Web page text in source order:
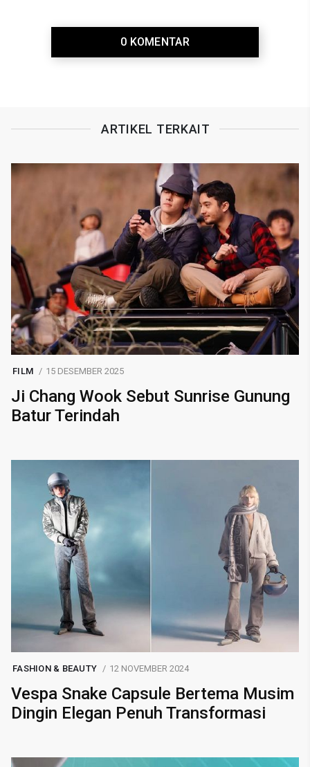
0 KOMENTAR
ARTIKEL TERKAIT
FILM 15 DESEMBER 2025
Ji Chang Wook Sebut Sunrise Gunung
Batur Terindah
FASHION & BEAUTY 12 NOVEMBER 2024
Vespa Snake Capsule Bertema Musim
Dingin Elegan Penuh Transformasi